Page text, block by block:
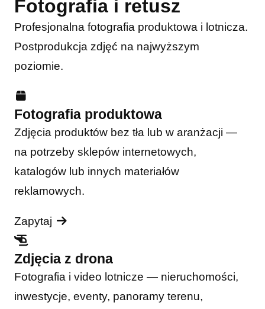
Fotografia i retusz
Profesjonalna fotografia produktowa i lotnicza.
Postprodukcja zdjęć na najwyższym
poziomie.
Fotografia produktowa
Zdjęcia produktów bez tła lub w aranżacji —
na potrzeby sklepów internetowych,
katalogów lub innych materiałów
reklamowych.
Zapytaj
Zdjęcia z drona
Fotografia i video lotnicze — nieruchomości,
inwestycje, eventy, panoramy terenu,